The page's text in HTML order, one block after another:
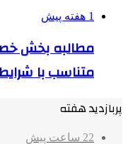
1 هفته پیش
مطالبه بخش
متناسب با
پربازدید هفته
22 ساعت پیش